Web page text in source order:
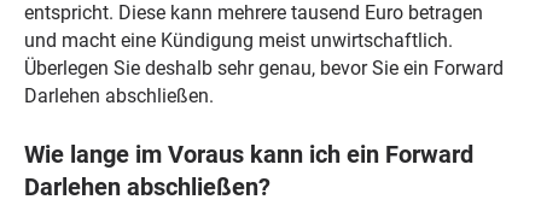
entspricht. Diese kann mehrere tausend Euro betragen
und macht eine Kündigung meist unwirtschaftlich.
Überlegen Sie deshalb sehr genau, bevor Sie ein Forward
Darlehen abschließen.
Wie lange im Voraus kann ich ein Forward
Darlehen abschließen?